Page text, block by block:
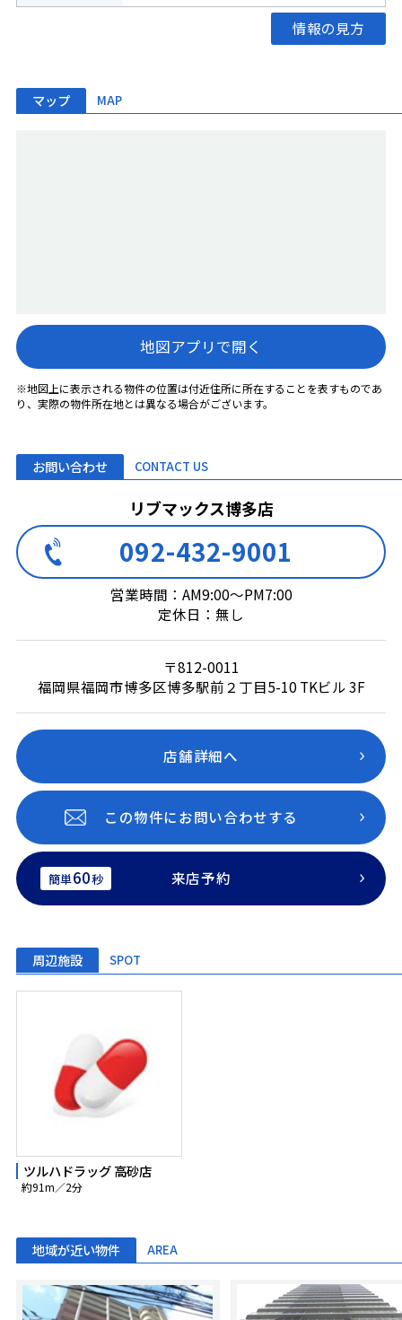
情報の見方
マップ MAP
地図アプリで開く
※地図上に表示される物件の位置は付近住所に所在することを表すものであ
り、実際の物件所在地とは異なる場合がございます。
お問い合わせ CONTACT US
リブマックス博多店
092-432-9001
営業時間：AM9:00～PM7:00
定休日：無し
〒812-0011
福岡県福岡市博多区博多駅前２丁目5-10 TKビル 3F
店舗詳細へ
この物件にお問い合わせする
簡単60秒 来店予約
周辺施設 SPOT
ツルハドラッグ 高砂店
約91m／2分
地域が近い物件 AREA